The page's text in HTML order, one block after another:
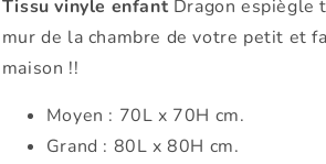
Tissu vinyle enfant Dragon espiègle
mur de la chambre de votre petit et
maison !!
Moyen : 70L x 70H cm.
Grand : 80L x 80H cm.